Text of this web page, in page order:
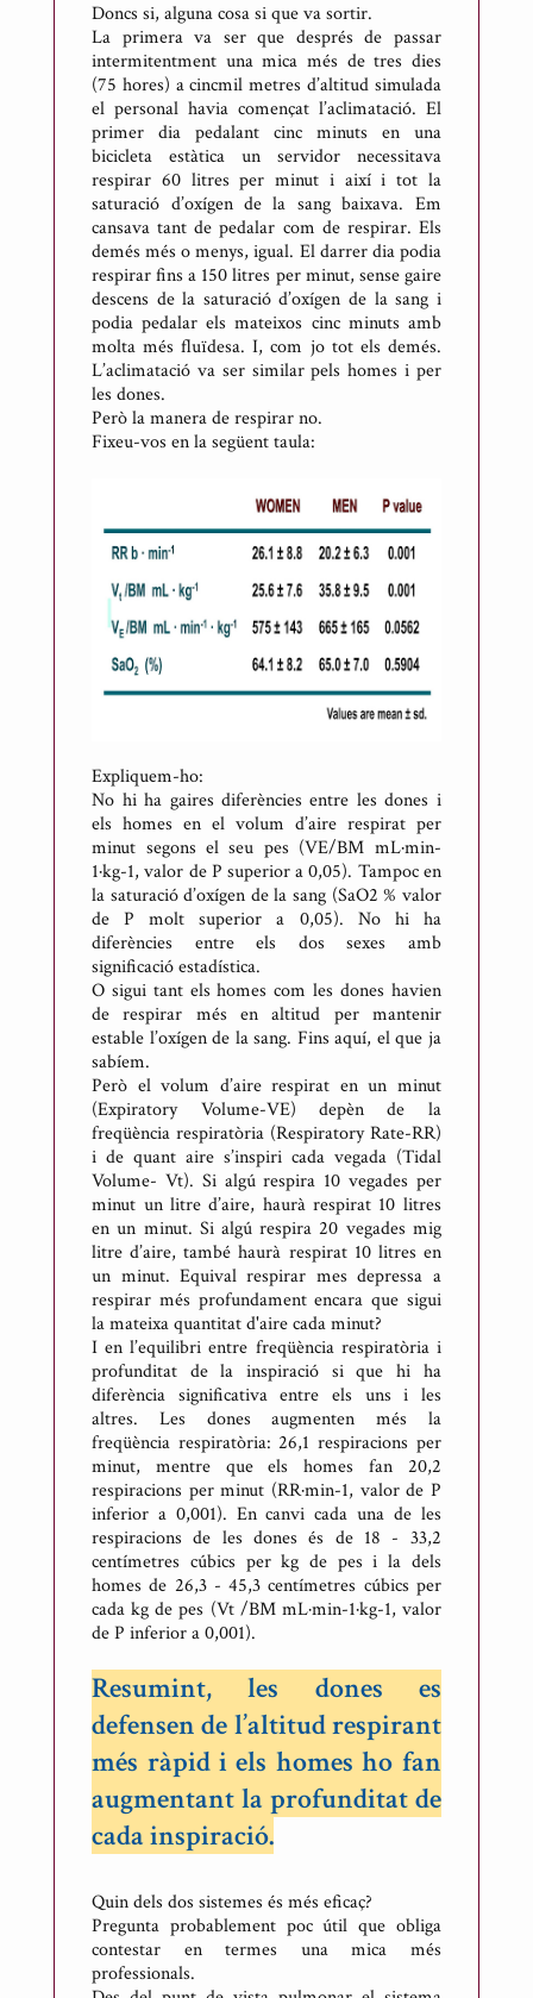
Doncs si, alguna cosa si que va sortir.
La primera va ser que després de passar
intermitentment una mica més de tres dies
(75 hores) a cincmil metres d’altitud simulada
el personal havia començat l’aclimatació. El
primer dia pedalant cinc minuts en una
bicicleta estàtica un servidor necessitava
respirar 60 litres per minut i així i tot la
saturació d’oxígen de la sang baixava. Em
cansava tant de pedalar com de respirar. Els
demés més o menys, igual. El darrer dia podia
respirar fins a 150 litres per minut, sense gaire
descens de la saturació d’oxígen de la sang i
podia pedalar els mateixos cinc minuts amb
molta més fluïdesa. I, com jo tot els demés.
L’aclimatació va ser similar pels homes i per
les dones.
Però la manera de respirar no.
Fixeu-vos en la següent taula:
Expliquem-ho:
No hi ha gaires diferències entre les dones i
els homes en el volum d’aire respirat per
minut segons el seu pes (VE/BM mL·min-
1·kg-1, valor de P superior a 0,05). Tampoc en
la saturació d’oxígen de la sang (SaO2 % valor
de P molt superior a 0,05). No hi ha
diferències entre els dos sexes amb
significació estadística.
O sigui tant els homes com les dones havien
de respirar més en altitud per mantenir
estable l’oxígen de la sang. Fins aquí, el que ja
sabíem.
Però el volum d’aire respirat en un minut
(Expiratory Volume-VE) depèn de la
freqüència respiratòria (Respiratory Rate-RR)
i de quant aire s’inspiri cada vegada (Tidal
Volume- Vt). Si algú respira 10 vegades per
minut un litre d’aire, haurà respirat 10 litres
en un minut. Si algú respira 20 vegades mig
litre d’aire, també haurà respirat 10 litres en
un minut. Equival respirar mes depressa a
respirar més profundament encara que sigui
la mateixa quantitat d'aire cada minut?
I en l’equilibri entre freqüència respiratòria i
profunditat de la inspiració si que hi ha
diferència significativa entre els uns i les
altres. Les dones augmenten més la
freqüència respiratòria: 26,1 respiracions per
minut, mentre que els homes fan 20,2
respiracions per minut (RR·min-1, valor de P
inferior a 0,001). En canvi cada una de les
respiracions de les dones és de 18 - 33,2
centímetres cúbics per kg de pes i la dels
homes de 26,3 - 45,3 centímetres cúbics per
cada kg de pes (Vt /BM mL·min-1·kg-1, valor
de P inferior a 0,001).
Resumint, les dones es
defensen de l’altitud respirant
més ràpid i els homes ho fan
augmentant la profunditat de
cada inspiració.
Quin dels dos sistemes és més eficaç?
Pregunta probablement poc útil que obliga
contestar en termes una mica més
professionals.